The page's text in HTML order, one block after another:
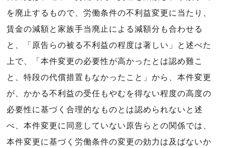
を廃止するもので、労働条件の不利益変更に当たり、
賃金の減額と家族手当廃止による減額分も合わせる
と、「原告らの被る不利益の程度は著しい」と述べた
上で、「本件変更の必要性が高かったとは認め難こ
と、特段の代償措置もなかったこと」から、本件変更
が、かかる不利益の受任もやむを得ない程度の高度の
必要性に基づく合理的なものとは認められないと述
べ、本件変更に同意していない原告らとの関係では、
本件変更に基づく労働条件の変更の効力は及ばないか